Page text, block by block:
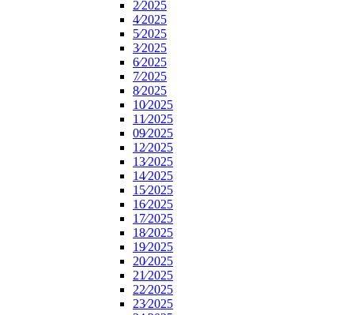
2⁄2025
4⁄2025
5⁄2025
3⁄2025
6⁄2025
7⁄2025
8⁄2025
10⁄2025
11⁄2025
09⁄2025
12⁄2025
13⁄2025
14⁄2025
15⁄2025
16⁄2025
17⁄2025
18⁄2025
19⁄2025
20⁄2025
21⁄2025
22⁄2025
23⁄2025